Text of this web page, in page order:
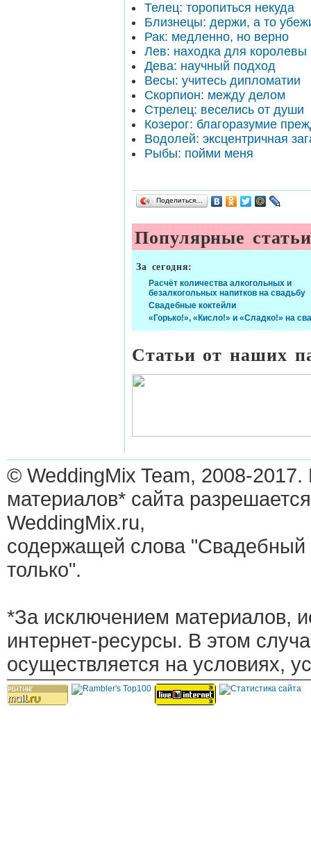
Телец: торопиться некуда
Близнецы: держи, а то
Рак: медленно, но верно
Лев: находка для королевы
Дева: научный подход
Весы: учитесь дипломатии
Скорпион: между делом
Стрелец: веселись от души
Козерог: благоразумие
Водолей: эксцентричная
Рыбы: пойми меня
Поделиться…
Популярные статьи
За сегодня:
Расчёт количества алкогольных и
безалкогольных напитков на свадьбу
Свадебные коктейли
«Горько!», «Кисло!» и «Сладко!» на
Статьи от наших
© WeddingMix Team, 2008-2017.
материалов* сайта
WeddingMix.ru,
содержащей слова
только".
*За исключением материалов,
интернет-ресурсы. В этом
осуществляется на условиях,